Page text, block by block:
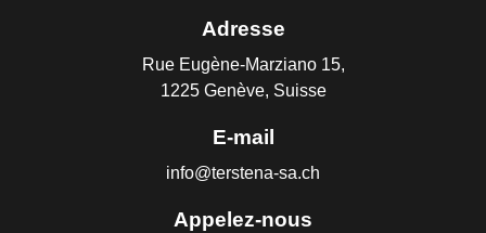
Adresse
Rue Eugène-Marziano 15,
1225 Genève, Suisse
E-mail
info@terstena-sa.ch
Appelez-nous